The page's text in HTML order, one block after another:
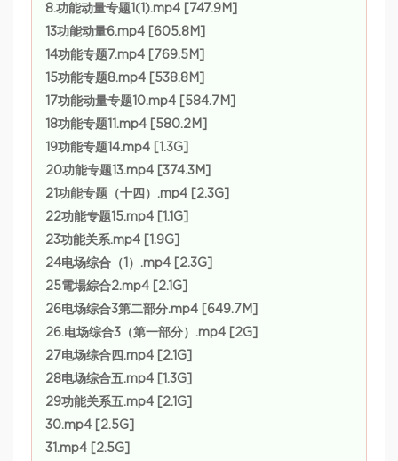
8.功能动量专题1(1).mp4 [747.9M]
13功能动量6.mp4 [605.8M]
14功能专题7.mp4 [769.5M]
15功能专题8.mp4 [538.8M]
17功能动量专题10.mp4 [584.7M]
18功能专题11.mp4 [580.2M]
19功能专题14.mp4 [1.3G]
20功能专题13.mp4 [374.3M]
21功能专题（十四）.mp4 [2.3G]
22功能专题15.mp4 [1.1G]
23功能关系.mp4 [1.9G]
24电场综合（1）.mp4 [2.3G]
25電場綜合2.mp4 [2.1G]
26电场综合3第二部分.mp4 [649.7M]
26.电场综合3（第一部分）.mp4 [2G]
27电场综合四.mp4 [2.1G]
28电场综合五.mp4 [1.3G]
29功能关系五.mp4 [2.1G]
30.mp4 [2.5G]
31.mp4 [2.5G]